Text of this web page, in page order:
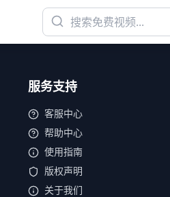
服务支持
客服中心
帮助中心
使用指南
版权声明
关于我们